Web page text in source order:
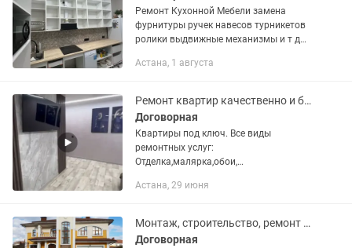
Ремонт Кухонной Мебели замена
фурнитуры ручек навесов турникетов
ролики выдвижные механизмы и т д
сегменты корпуса мдф лдсп хдф…
Астана, 1 августа
Ремонт квартир качественно и быстро!!!
Договорная
Квартиры под ключ. Все виды
ремонтных услуг:
Отделка,малярка,обои,
мебель и т.д. БЫСТРО И
ЗВОНИТЬ СТРОГО НА...
Астана, 29 июня
Монтаж, строительство, ремонт надежно, быстро, с гарантией.
Договорная